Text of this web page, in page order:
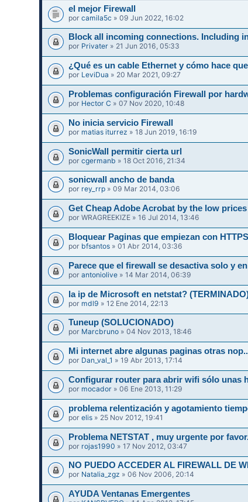
el mejor Firewall
porcamila5c » 09 Jun 2022, 16:02
Block all incoming connections. Including
por Privater » 21 Jun 2016, 05:33
¿Qué es un cable Ethernet y cómo hace
por LeviDua » 20 Mar 2021, 09:27
Problemas configuración Firewall por
por Hector C » 07 Nov 2020, 10:48
No inicia servicio Firewall
por matias iturrez » 18 Jun 2019, 16:19
SonicWall permitir cierta url
porcgermanb » 18 Oct 2016, 21:34
sonicwall ancho de banda
por rey_rrp » 09 Mar 2014, 03:06
Get Cheap Adobe Acrobat by the low
porWRAGREEKIZE » 16 Jul 2014, 13:46
Bloquear Paginas que empiezan con
por bfsantos » 01 Abr 2014, 03:36
Parece que el firewall se desactiva solo y
porantoniolive » 14 Mar 2014, 06:39
la ip de Microsoft en netstat?
por mdl9 » 12 Ene 2014, 22:13
Tuneup (SOLUCIONADO)
por Marcbruno » 04 Nov 2013, 18:46
Mi internet abre algunas paginas otras
por Dan_val_1 » 19 Abr 2013, 17:14
Configurar router para abrir wifi sólo unas
por mocador » 06 Ene 2013, 11:29
problema relentización y agotamiento
porelis » 25 Nov 2012, 19:41
Problema NETSTAT , muy urgente por
por rojas1990 » 17 Nov 2012, 03:47
NO PUEDO ACCEDER AL FIREWALL DE
por Natalia_zgz » 06 Nov 2006, 20:14
AYUDA Ventanas Emergentes